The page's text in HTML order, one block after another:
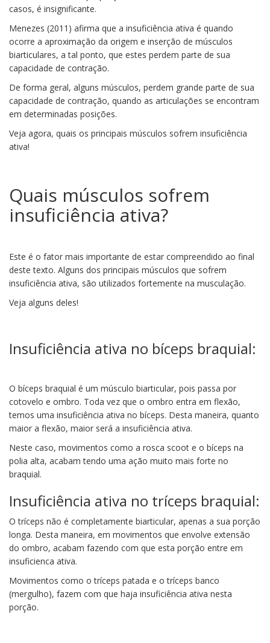
casos, é insignificante.
Menezes (2011) afirma que a insuficiência ativa é quando
ocorre a aproximação da origem e inserção de músculos
biarticulares, a tal ponto, que estes perdem parte de sua
capacidade de contração.
De forma geral, alguns músculos, perdem grande parte de sua
capacidade de contração, quando as articulações se encontram
em determinadas posições.
Veja agora, quais os principais músculos sofrem insuficiência
ativa!
Quais músculos sofrem
insuficiência ativa?
Este é o fator mais importante de estar compreendido ao final
deste texto. Alguns dos principais músculos que sofrem
insuficiência ativa, são utilizados fortemente na musculação.
Veja alguns deles!
Insuficiência ativa no bíceps braquial:
O bíceps braquial é um músculo biarticular, pois passa por
cotovelo e ombro. Toda vez que o ombro entra em flexão,
temos uma insuficiência ativa no bíceps. Desta maneira, quanto
maior a flexão, maior será a insuficiência ativa.
Neste caso, movimentos como a rosca scoot e o bíceps na
polia alta, acabam tendo uma ação muito mais forte no
braquial.
Insuficiência ativa no tríceps braquial:
O tríceps não é completamente biarticular, apenas a sua porção
longa. Desta maneira, em movimentos que envolve extensão
do ombro, acabam fazendo com que esta porção entre em
insuficienca ativa.
Movimentos como o tríceps patada e o tríceps banco
(mergulho), fazem com que haja insuficiência ativa nesta
porção.